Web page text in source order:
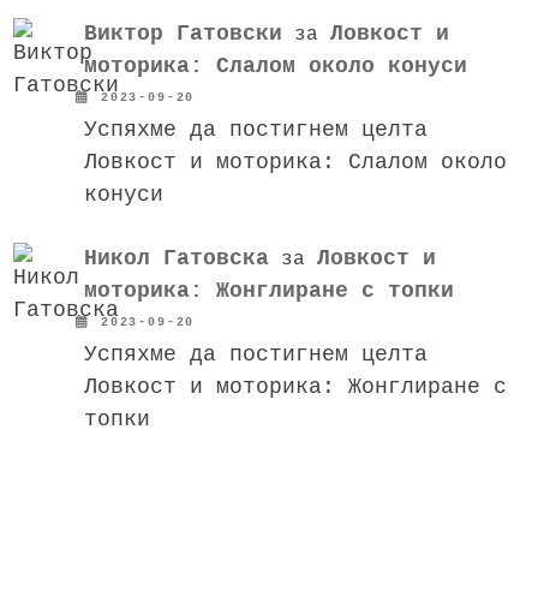
Виктор Гатовски за Ловкост и
моторика: Слалом около конуси
2023-09-20
Успяхме да постигнем целта
Ловкост и моторика: Слалом около
конуси
Никол Гатовсказа Ловкост и
моторика: Жонглиране с топки
2023-09-20
Успяхме да постигнем целта
Ловкост и моторика: Жонглиране с
топки